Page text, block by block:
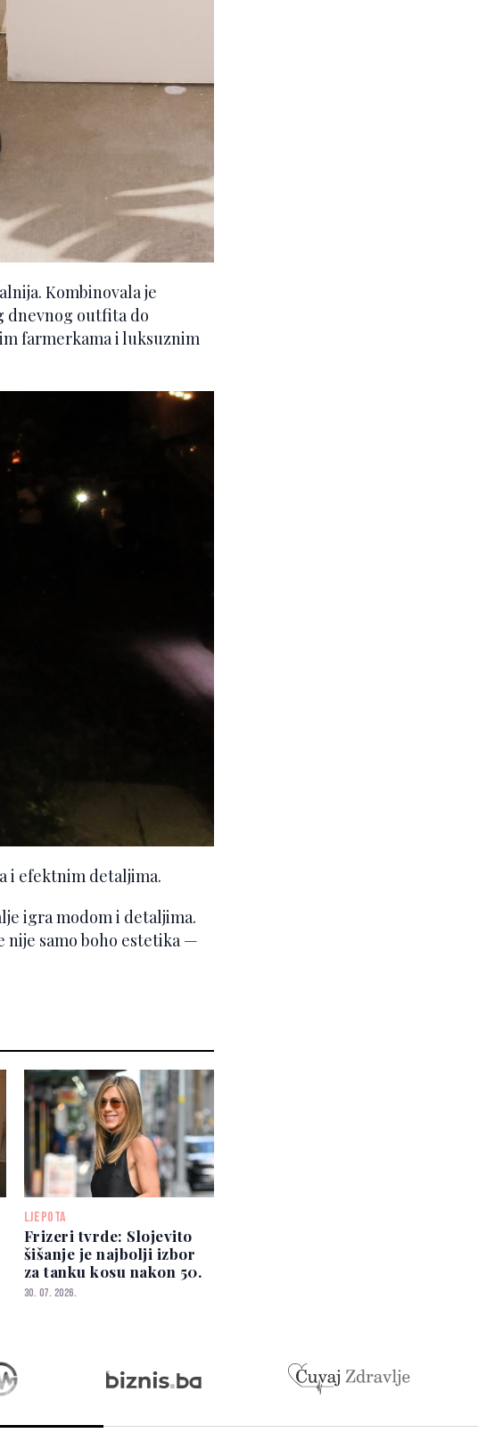
Kombinovala je
dnevnog outfita do
farmerkama i luksuznim
i efektnim detaljima.
igra modom i detaljima.
nije samo boho estetika —
LJEPOTA
Frizeri tvrde: Slojevito
šišanje je najbolji izbor
za tanku kosu nakon 50.
30. 07. 2026.